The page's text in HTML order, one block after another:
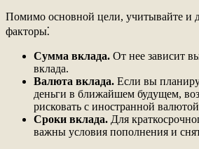
Помимо основной цели, учитывайте и
факторы⁚
Сумма вклада. От нее зависит
вклада.
Валюта вклада. Если вы
деньги в ближайшем будущем,
рисковать с иностранной
Сроки вклада. Для
важны условия пополнения и